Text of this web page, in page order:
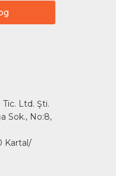
Ltd. Şti.
Sok., No:8,
Kartal/